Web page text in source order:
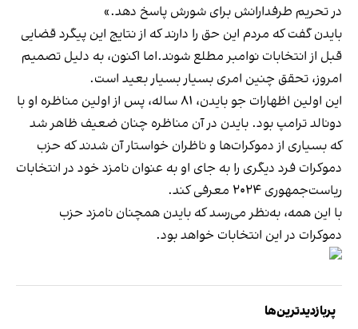
در تحریم طرفدارانش برای شورش پاسخ دهد.»
بایدن گفت که مردم این حق را دارند که از نتایج این پیگرد قضایی
قبل از انتخابات نوامبر مطلع شوند.اما اکنون، به دلیل تصمیم
امروز، تحقق چنین امری بسیار بسیار بعید است.
این اولین اظهارات جو بایدن، ۸۱ ساله، پس از اولین مناظره او با
دونالد ترامپ بود. بایدن در آن مناظره چنان ضعیف ظاهر شد
که بسیاری از دموکرات‌ها و ناظران خواستار آن شدند که حزب
دموکرات فرد دیگری را به جای او به عنوان نامزد خود در انتخابات
ریاست‌جمهوری ۲۰۲۴ معرفی کند.
با این همه، به‌نظر می‌رسد که بایدن همچنان نامزد حزب
دموکرات در این انتخابات خواهد بود.
پربازدیدترین‌ها